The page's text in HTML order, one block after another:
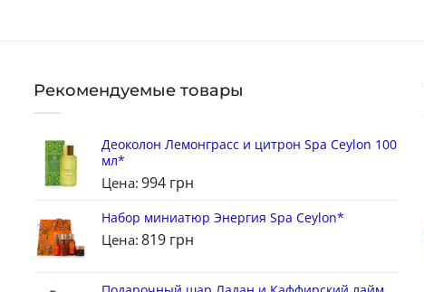
Рекомендуемые товары
Деоколон Лемонграсс и цитрон Spa Ceylon 100
мл*
Цена: 994 грн
Набор миниатюр Энергия Spa Ceylon*
Цена: 819 грн